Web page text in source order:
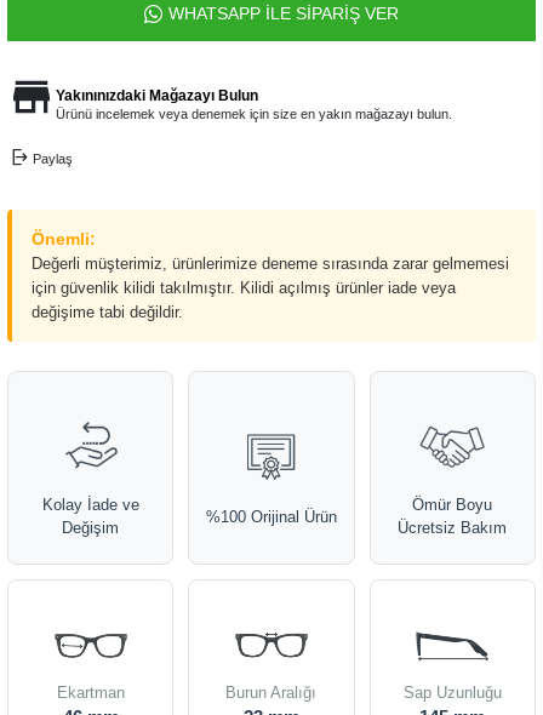
WHATSAPP İLE SİPARİŞ VER
Yakınınızdaki Mağazayı Bulun
Ürünü incelemek veya denemek için size en yakın mağazayı bulun.
Paylaş
Önemli:
Değerli müşterimiz, ürünlerimize deneme sırasında zarar gelmemesi
için güvenlik kilidi takılmıştır. Kilidi açılmış ürünler iade veya
değişime tabi değildir.
Kolay İade ve
Değişim
%100 Orijinal Ürün
Ömür Boyu
Ücretsiz Bakım
Ekartman Burun Aralığı Sap Uzunluğu